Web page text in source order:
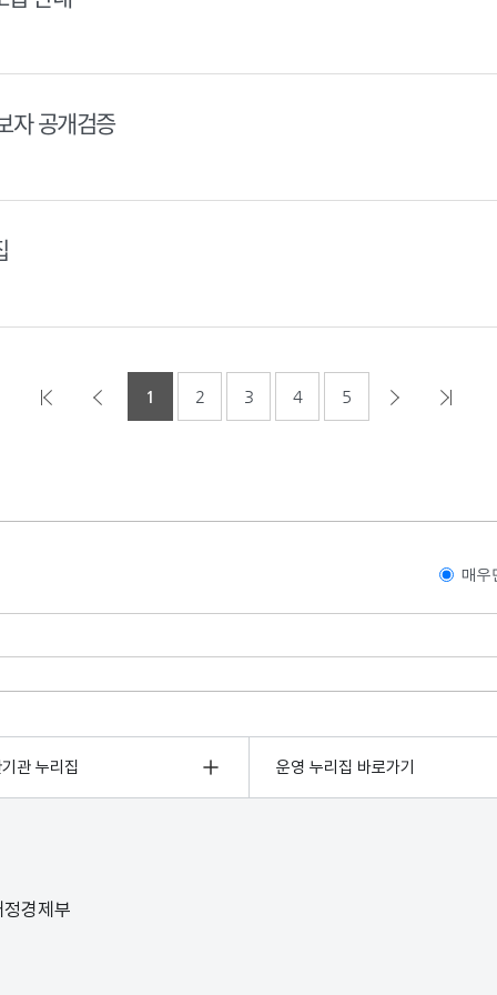
자 공개검증
1 2 3 4 5
매우
관 누리집 운영 누리집 바로가기
경제부